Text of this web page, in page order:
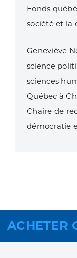
Fonds
société et la
Geneviève
science
sciences
Québec à
Chaire de
démocratie
ACHETER